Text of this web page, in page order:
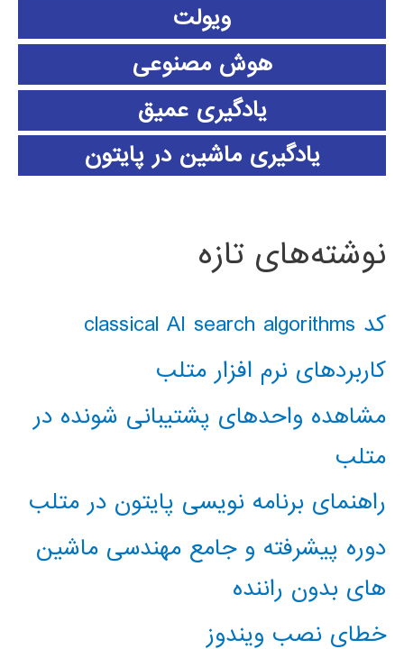
ویولت
هوش مصنوعی
یادگیری عمیق
یادگیری ماشین در پایتون
نوشته‌های تازه
کد classical AI search algorithms
کاربردهای نرم افزار متلب
مشاهده واحدهای پشتیبانی شونده در
متلب
راهنمای برنامه نویسی پایتون در متلب
دوره پیشرفته و جامع مهندسی ماشین
های بدون راننده
خطای نصب ویندوز